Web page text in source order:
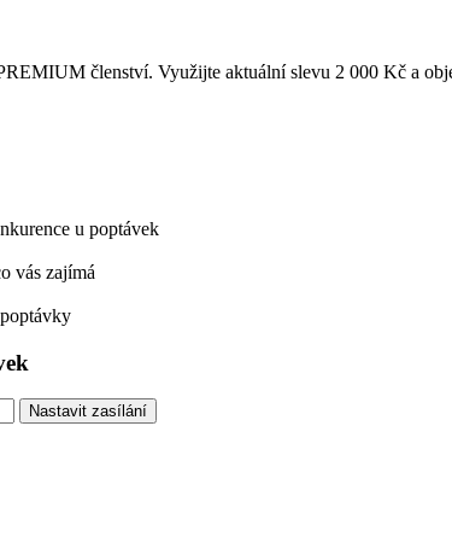
členství. Využijte aktuální slevu 2 000 Kč a
u poptávek
vás zajímá